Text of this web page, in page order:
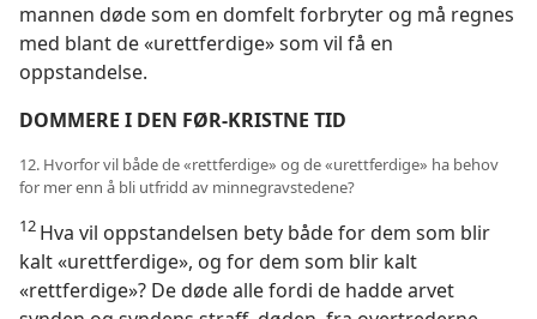
mannen døde som en domfelt forbryter og må regnes
med blant de «urettferdige» som vil få en
oppstandelse.
DOMMERE I DEN FØR-KRISTNE TID
12. Hvorfor vil både de «rettferdige» og de «urettferdige» ha behov
for mer enn å bli utfridd av minnegravstedene?
12 Hva vil oppstandelsen bety både for dem som blir
kalt «urettferdige», og for dem som blir kalt
«rettferdige»? De døde alle fordi de hadde arvet